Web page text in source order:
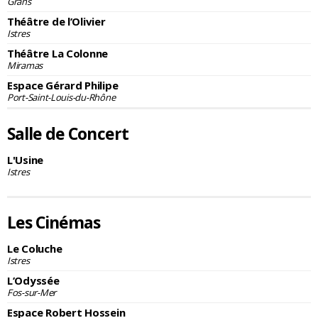
Théâtre de l’Olivier
Istres
Théâtre La Colonne
Miramas
Espace Gérard Philipe
Port-Saint-Louis-du-Rhône
Salle de Concert
L'Usine
Istres
Les Cinémas
Le Coluche
Istres
L’Odyssée
Fos-sur-Mer
Espace Robert Hossein